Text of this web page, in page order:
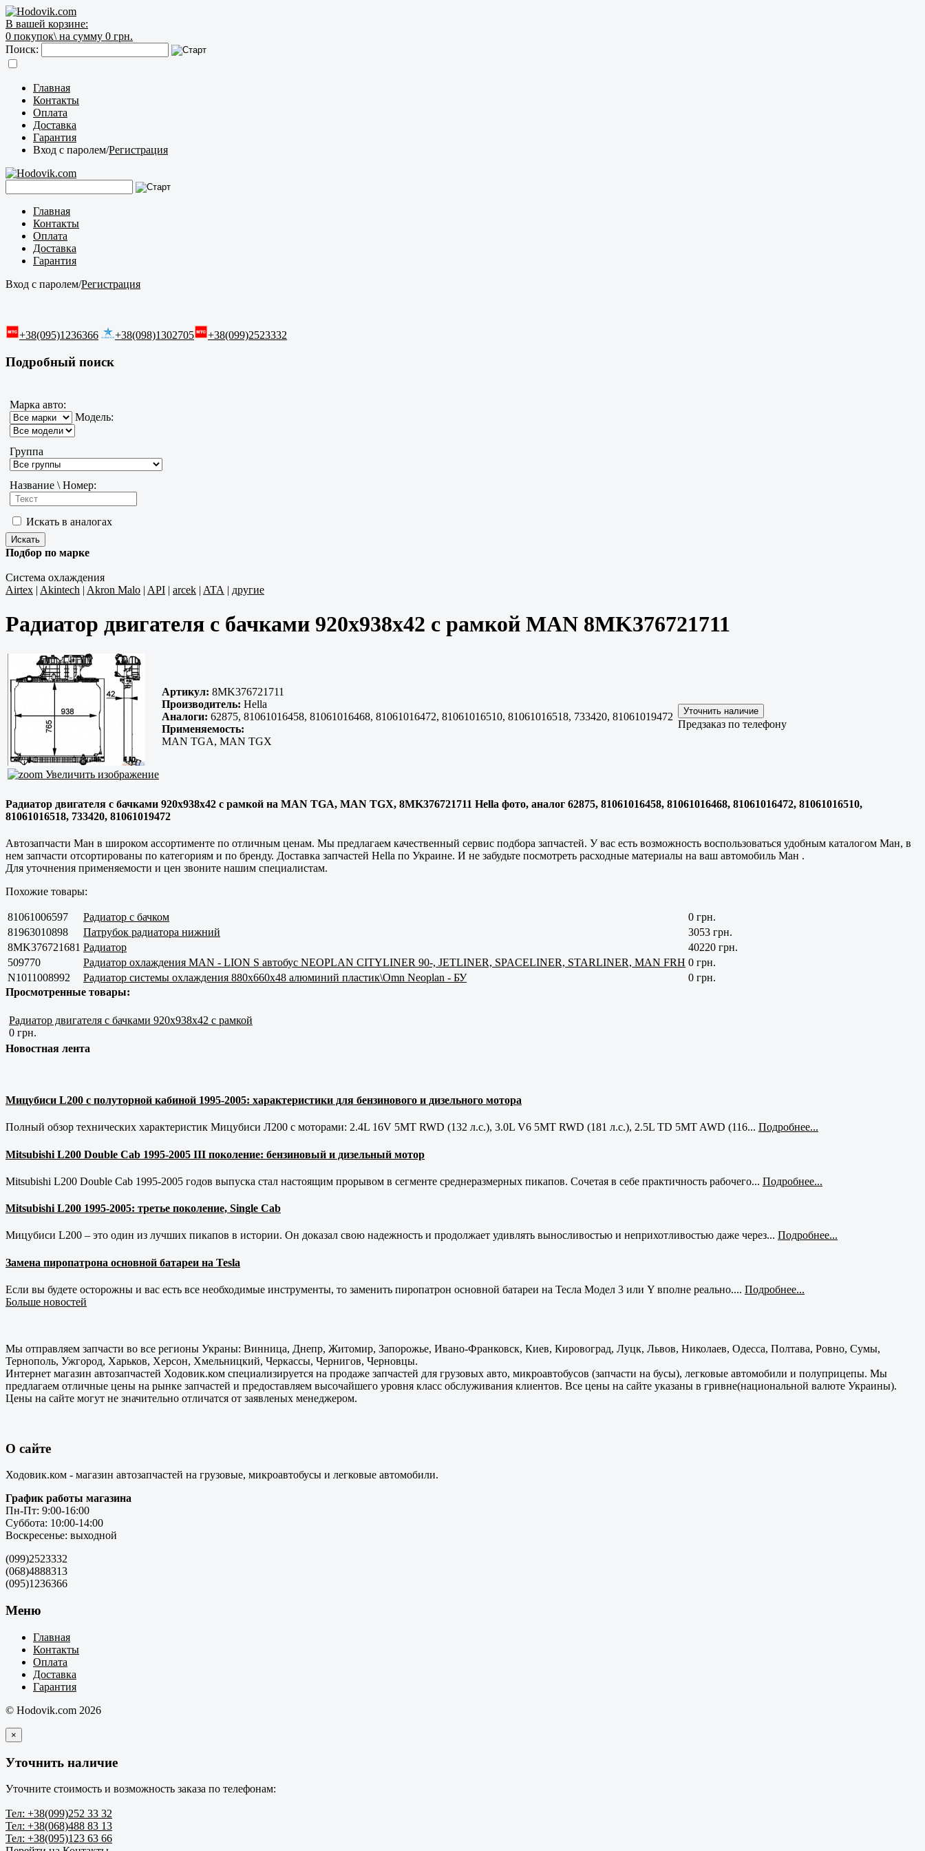
В вашей корзине:
0 покупок\ на сумму 0 грн.
Поиск:
Главная
Контакты
Оплата
Доставка
Гарантия
Вход с паролем/Регистрация
Главная
Контакты
Оплата
Доставка
Гарантия
Вход с паролем/Регистрация
+38(095)1236366 +38(098)1302705 +38(099)2523332
Подробный поиск
Марка авто:
Модель:
Группа
Название \ Номер:
Искать в аналогах
Подбор по марке
Система охлаждения
Airtex | Akintech | Akron Malo | API | arcek | ATA | другие
Радиатор двигателя с бачками 920x938x42 с рамкой MAN 8MK376721711
Увеличить изображение
Артикул: 8MK376721711
Производитель: Hella
Аналоги: 62875, 81061016458, 81061016468, 81061016472, 81061016510, 81061016518, 733420, 81061019472
Применяемость:
MAN TGA, MAN TGX
Предзаказ по телефону
Радиатор двигателя с бачками 920x938x42 с рамкой на MAN TGA, MAN TGX, 8MK376721711 Hella фото, аналог 62875, 81061016458, 81061016468, 81061016472, 81061016510,
81061016518, 733420, 81061019472
Автозапчасти Ман в широком ассортименте по отличным ценам. Мы предлагаем качественный сервис подбора запчастей. У вас есть возможность воспользоваться удобным каталогом Ман, в
нем запчасти отсортированы по категориям и по бренду. Доставка запчастей Hella по Украине. И не забудьте посмотреть расходные материалы на ваш автомобиль Ман .
Для уточнения применяемости и цен звоните нашим специалистам.
Похожие товары:
81061006597 Радиатор с бачком
0 грн.
81963010898
Патрубок радиатора нижний
3053 грн.
8MK376721681 Радиатор
40220 грн.
509770
Радиатор охлаждения MAN - LION S автобус NEOPLAN CITYLINER 90-, JETLINER, SPACELINER, STARLINER, MAN FRH 0 грн.
N1011008992
Радиатор системы охлаждения 880x660x48 алюминий пластик\Omn Neoplan - БУ
0 грн.
Просмотренные товары:
Радиатор двигателя с бачками 920x938x42 с рамкой
0 грн.
Новостная лента
Мицубиси L200 с полуторной кабиной 1995-2005: характеристики для бензинового и дизельного мотора
Полный обзор технических характеристик Мицубиси Л200 с моторами: 2.4L 16V 5MT RWD (132 л.с.), 3.0L V6 5MT RWD (181 л.с.), 2.5L TD 5MT AWD (116... Подробнее...
Mitsubishi L200 Double Cab 1995-2005 III поколение: бензиновый и дизельный мотор
Mitsubishi L200 Double Cab 1995-2005 годов выпуска стал настоящим прорывом в сегменте среднеразмерных пикапов. Сочетая в себе практичность рабочего... Подробнее...
Mitsubishi L200 1995-2005: третье поколение, Single Cab
Мицубиси L200 – это один из лучших пикапов в истории. Он доказал свою надежность и продолжает удивлять выносливостью и неприхотливостью даже через... Подробнее...
Замена пиропатрона основной батареи на Tesla
Если вы будете осторожны и вас есть все необходимые инструменты, то заменить пиропатрон основной батареи на Тесла Модел 3 или Y вполне реально.... Подробнее...
Больше новостей
Мы отправляем запчасти во все регионы Украны: Винница, Днепр, Житомир, Запорожье, Ивано-Франковск, Киев, Кировоград, Луцк, Львов, Николаев, Одесса, Полтава, Ровно, Сумы,
Тернополь, Ужгород, Харьков, Херсон, Хмельницкий, Черкассы, Чернигов, Черновцы.
Интернет магазин автозапчастей Ходовик.ком специализируется на продаже запчастей для грузовых авто, микроавтобусов (запчасти на бусы), легковые автомобили и полуприцепы. Мы
предлагаем отличные цены на рынке запчастей и предоставляем высочайшего уровня класс обслуживания клиентов. Все цены на сайте указаны в гривне(национальной валюте Украины).
Цены на сайте могут не значительно отличатся от заявленых менеджером.
О сайте
Ходовик.ком - магазин автозапчастей на грузовые, микроавтобусы и легковые автомобили.
График работы магазина
Пн-Пт: 9:00-16:00
Суббота: 10:00-14:00
Воскресенье: выходной
(099)2523332
(068)4888313
(095)1236366
Меню
Главная
Контакты
Оплата
Доставка
Гарантия
© Hodovik.com 2026
×
Уточнить наличие
Уточните стоимость и возможность заказа по телефонам:
Тел: +38(099)252 33 32
Тел: +38(068)488 83 13
Тел: +38(095)123 63 66